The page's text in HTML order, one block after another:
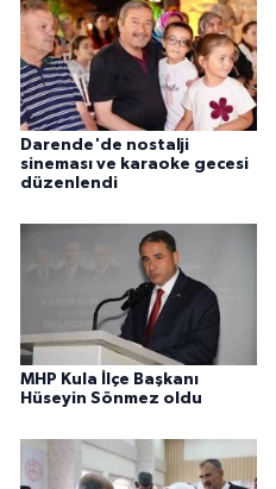
Darende'de nostalji
sineması ve karaoke gecesi
düzenlendi
MHP Kula İlçe Başkanı
Hüseyin Sönmez oldu